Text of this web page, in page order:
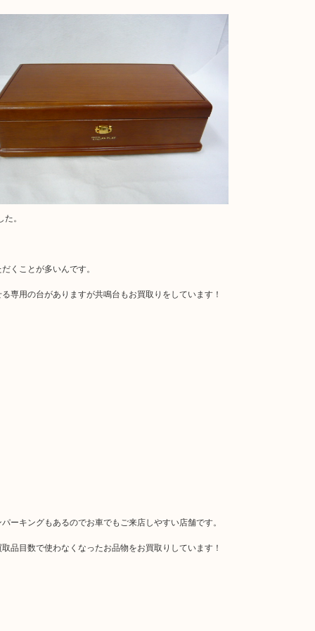
。
くことが多いんです。
専用の台がありますが共鳴台もお買取りをしています！
キングもあるのでお車でもご来店しやすい店舗です。
品目数で使わなくなったお品物をお買取りしています！